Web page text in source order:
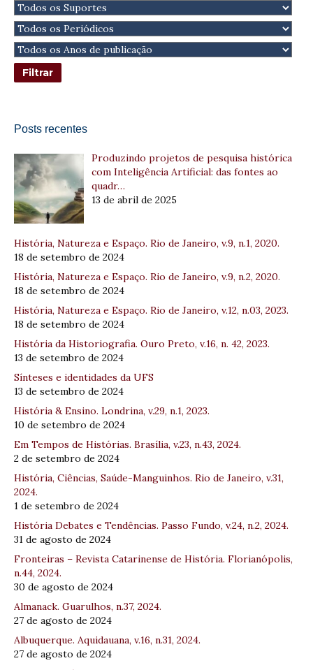
Posts recentes
Produzindo projetos de pesquisa histórica
com Inteligência Artificial: das fontes ao
quadr…
13 de abril de 2025
História, Natureza e Espaço. Rio de Janeiro, v.9, n.1, 2020.
18 de setembro de 2024
História, Natureza e Espaço. Rio de Janeiro, v.9, n.2, 2020.
18 de setembro de 2024
História, Natureza e Espaço. Rio de Janeiro, v.12, n.03, 2023.
18 de setembro de 2024
História da Historiografia. Ouro Preto, v.16, n. 42, 2023.
13 de setembro de 2024
Sínteses e identidades da UFS
13 de setembro de 2024
História & Ensino. Londrina, v.29, n.1, 2023.
10 de setembro de 2024
Em Tempos de Histórias. Brasília, v.23, n.43, 2024.
2 de setembro de 2024
História, Ciências, Saúde-Manguinhos. Rio de Janeiro, v.31,
2024.
1 de setembro de 2024
História Debates e Tendências. Passo Fundo, v.24, n.2, 2024.
31 de agosto de 2024
Fronteiras – Revista Catarinense de História. Florianópolis,
n.44, 2024.
30 de agosto de 2024
Almanack. Guarulhos, n.37, 2024.
27 de agosto de 2024
Albuquerque. Aquidauana, v.16, n.31, 2024.
27 de agosto de 2024